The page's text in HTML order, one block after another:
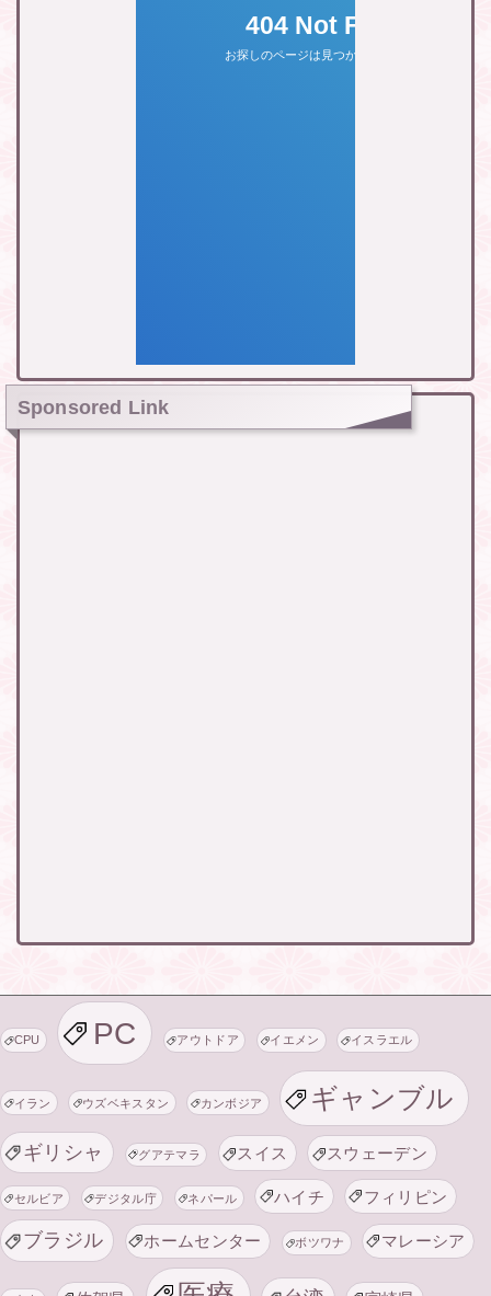
Sponsored Link
CPU PC アウトドア イエメン イスラエル
イラン ウズベキスタン カンボジア ギャンブル
ギリシャ グアテマラ スイス スウェーデン
セルビア デジタル庁 ネパール ハイチ フィリピン
ブラジル ホームセンター ボツワナ マレーシア